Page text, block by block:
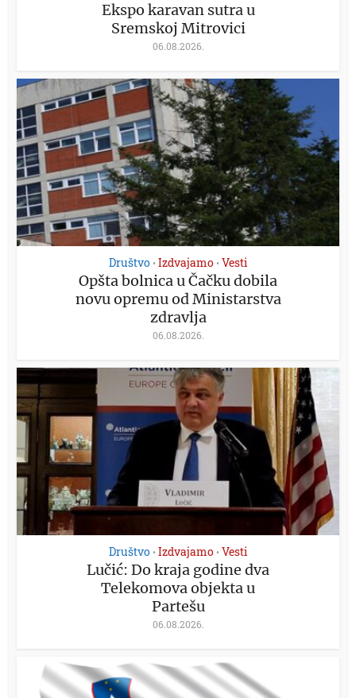
Ekspo karavan sutra u
Sremskoj Mitrovici
06.08.2026.
Društvo • Izdvajamo • Vesti
Opšta bolnica u Čačku dobila
novu opremu od Ministarstva
zdravlja
06.08.2026.
Društvo • Izdvajamo • Vesti
Lučić: Do kraja godine dva
Telekomova objekta u
Partešu
06.08.2026.